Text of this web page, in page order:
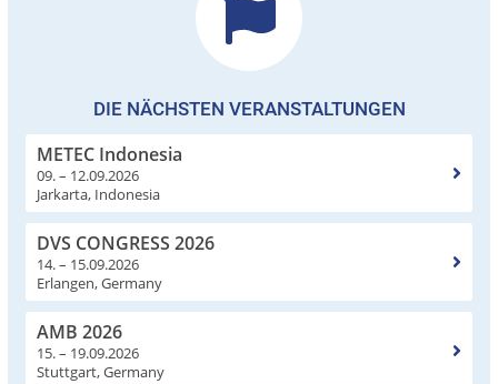
DIE NÄCHSTEN VERANSTALTUNGEN
METEC Indonesia
09. – 12.09.2026
Jarkarta, Indonesia
DVS CONGRESS 2026
14. – 15.09.2026
Erlangen, Germany
AMB 2026
15. – 19.09.2026
Stuttgart, Germany